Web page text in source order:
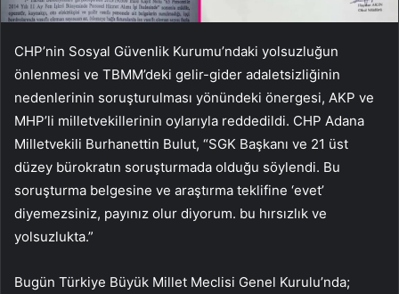
CHP’nin Sosyal Güvenlik Kurumu’ndaki yolsuzluğun
önlenmesi ve TBMM’deki gelir-gider adaletsizliğinin
nedenlerinin soruşturulması yönündeki önergesi, AKP ve
MHP’li milletvekillerinin oylarıyla reddedildi. CHP Adana
Milletvekili Burhanettin Bulut, “SGK Başkanı ve 21 üst
düzey bürokratın soruşturmada olduğu söylendi. Bu
soruşturma belgesine ve araştırma teklifine ‘evet’
diyemezsiniz, payınız olur diyorum. bu hırsızlık ve
yolsuzlukta.”
Bugün Türkiye Büyük Millet Meclisi Genel Kurulu’nda;